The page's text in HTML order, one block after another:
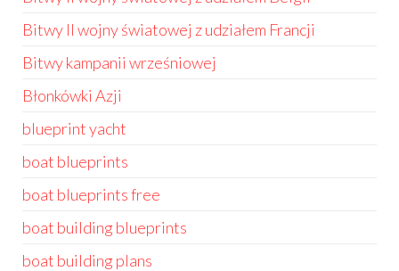
Bitwy II wojny światowej z udziałem Francji
Bitwy kampanii wrześniowej
Błonkówki Azji
blueprint yacht
boat blueprints
boat blueprints free
boat building blueprints
boat building plans